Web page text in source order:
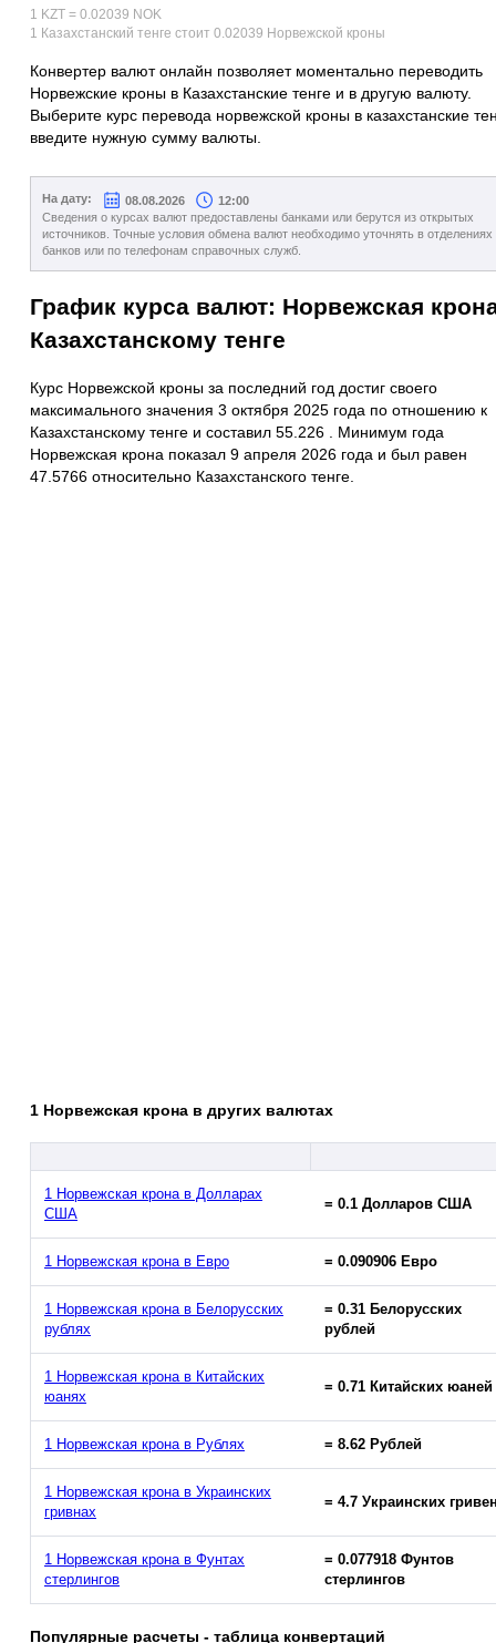
1 KZT = 0.02039 NOK
1 Казахстанский тенге стоит 0.02039 Норвежской кроны
Конвертер валют онлайн позволяет моментально переводить
Норвежские кроны в Казахстанские тенге и в другую валюту.
Выберите курс перевода норвежской кроны в казахстанские
введите нужную сумму валюты.
На дату: 08.08.2026
12:00
Сведения о курсах валют предоставлены банками или берутся из открытых
источников. Точные условия обмена валют необходимо уточнять в отделениях
банков или по телефонам справочных служб.
График курса валют: Норвежская
Казахстанскому тенге
Курс Норвежской кроны за последний год достиг своего
максимального значения 3 октября 2025 года по отношению к
Казахстанскому тенге и составил 55.226 . Минимум года
Норвежская крона показал 9 апреля 2026 года и был равен
47.5766 относительно Казахстанского тенге.
1 Норвежская крона в других валютах
1 Норвежская крона в Долларах
США
= 0.1 Долларов США
1 Норвежская крона в Евро = 0.090906 Евро
1 Норвежская крона в Белорусских
рублях
= 0.31 Белорусских
рублей
1 Норвежская крона в Китайских
юанях
= 0.71 Китайских юаней
1 Норвежская крона в Рублях = 8.62 Рублей
1 Норвежская крона в Украинских
гривнах
= 4.7 Украинских
1 Норвежская крона в Фунтах
стерлингов
= 0.077918 Фунтов
стерлингов
Популярные расчеты - таблица конвертаций